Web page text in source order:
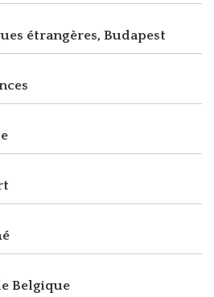
étrangères, Budapest
Belgique